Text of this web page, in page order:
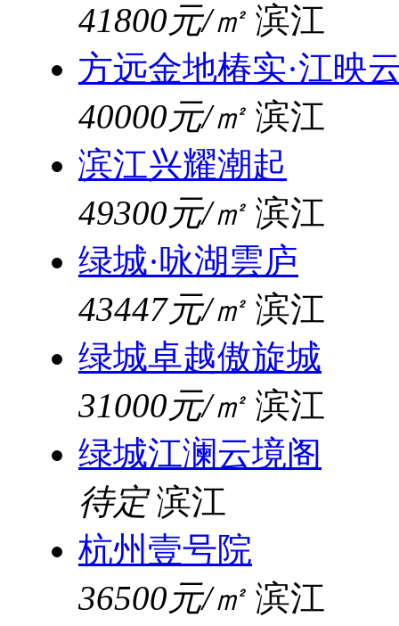
41800元/㎡ 滨江
方远金地椿实·江映
40000元/㎡ 滨江
滨江兴耀潮起
49300元/㎡ 滨江
绿城·咏湖雲庐
43447元/㎡ 滨江
绿城卓越傲旋城
31000元/㎡ 滨江
绿城江澜云境阁
待定 滨江
杭州壹号院
36500元/㎡ 滨江